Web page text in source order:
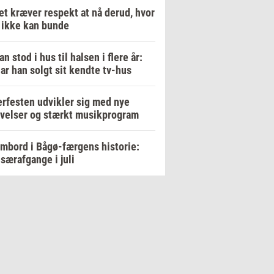
kræver respekt at nå derud, hvor
ikke kan bunde
stod i hus til halsen i flere år:
han solgt sit kendte tv-hus
udvikler sig med nye
og stærkt musikprogram
i Bågø-færgens historie:
i juli